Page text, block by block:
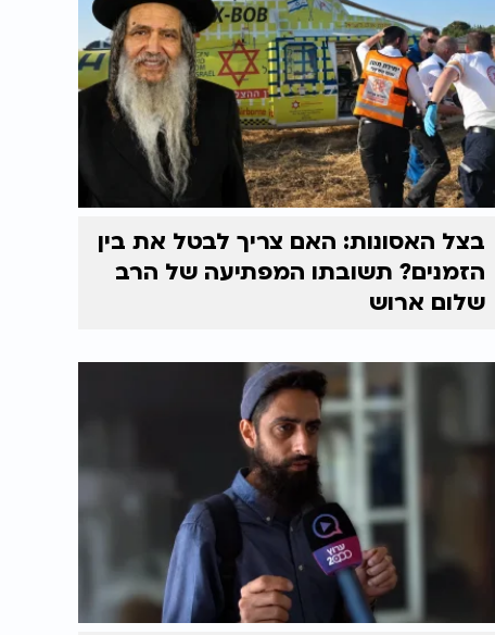
בצל האסונות: האם צריך לבטל את בין
הזמנים? תשובתו המפתיעה של הרב
שלום ארוש